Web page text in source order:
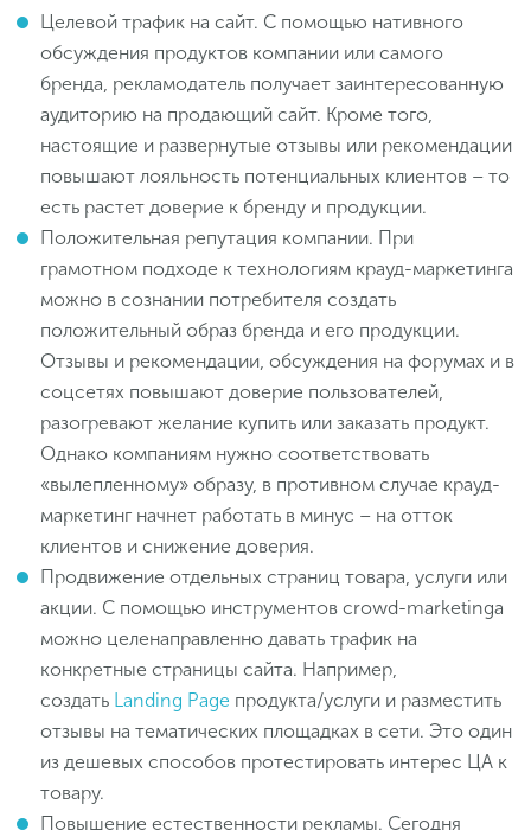
Целевой трафик на сайт. С помощью нативного
обсуждения продуктов компании или самого
бренда, рекламодатель получает заинтересованную
аудиторию на продающий сайт. Кроме того,
настоящие и развернутые отзывы или рекомендации
повышают лояльность потенциальных клиентов – то
есть растет доверие к бренду и продукции.
Положительная репутация компании. При
грамотном подходе к технологиям крауд-маркетинга
можно в сознании потребителя создать
положительный образ бренда и его продукции.
Отзывы и рекомендации, обсуждения на форумах и в
соцсетях повышают доверие пользователей,
разогревают желание купить или заказать продукт.
Однако компаниям нужно соответствовать
«вылепленному» образу, в противном случае крауд-
маркетинг начнет работать в минус – на отток
клиентов и снижение доверия.
Продвижение отдельных страниц товара, услуги или
акции. С помощью инструментов crowd-marketinga
можно целенаправленно давать трафик на
конкретные страницы сайта. Например,
создать Landing Page продукта/услуги и разместить
отзывы на тематических площадках в сети. Это один
из дешевых способов протестировать интерес ЦА к
товару.
Повышение естественности рекламы. Сегодня